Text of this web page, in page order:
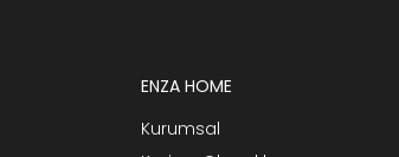
ENZA HOME
Kurumsal